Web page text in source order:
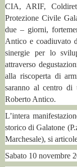
CIA, ARIF,
Protezione Civile
due – giorni,
Antico e coadiuvato
sinergie per lo
attraverso
alla riscoperta di
saranno al centro di
Roberto Antico.
L’intera
storico di Galatone
Marchesale), si
Sabato 10 novembre